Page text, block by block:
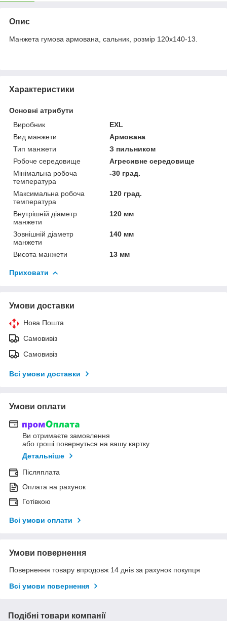
Опис
Манжета гумова армована, сальник, розмір 120х140-13.
Характеристики
Основні атрибути
Виробник
EXL
Вид манжети
Армована
Тип манжети
З пильником
Робоче середовище
Агресивне середовище
Мінімальна робоча
температура
-30 град.
Максимальна робоча
температура
120 град.
Внутрішній діаметр
манжети
120 мм
Зовнішній діаметр
манжети
140 мм
Висота манжети 13 мм
Приховати
Умови доставки
Нова Пошта
Самовивіз
Самовивіз
Всі умови доставки
Умови оплати
Ви отримаєте замовлення
або гроші повернуться на вашу картку
Детальніше
Післяплата
Оплата на рахунок
Готівкою
Всі умови оплати
Умови повернення
Повернення товару впродовж 14 днів за рахунок покупця
Всі умови повернення
Подібні товари компанії